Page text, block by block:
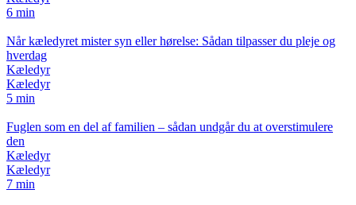
6 min
Når kæledyret mister syn eller hørelse: Sådan tilpasser du pleje og
hverdag
Kæledyr
Kæledyr
5 min
Fuglen som en del af familien – sådan undgår du at overstimulere
den
Kæledyr
Kæledyr
7 min